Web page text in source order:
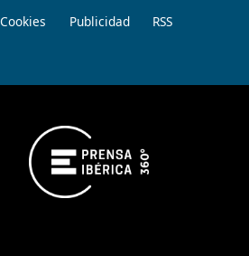
Publicidad RSS